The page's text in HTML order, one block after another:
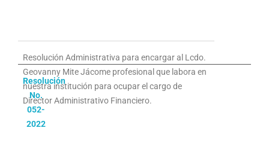
Resolución Administrativa para encargar al Lcdo.
Geovanny Mite Jácome profesional que labora en
nuestra institución para ocupar el cargo de
Director Administrativo Financiero.
Resolución
No.
052-
2022